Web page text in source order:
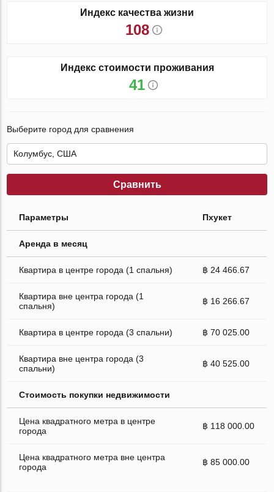
Индекс качества жизни
108
Индекс стоимости проживания
41
Выберите город для сравнения
Сравнить
Параметры Пхукет
Аренда в месяц
Квартира в центре города (1 спальня) ฿ 24 466.67
Квартира вне центра города (1
спальня)
฿ 16 266.67
Квартира в центре города (3 спальни) ฿ 70 025.00
Квартира вне центра города (3
спальни)
฿ 40 525.00
Стоимость покупки недвижимости
Цена квадратного метра в центре
города
฿ 118 000.00
Цена квадратного метра вне центра
города
฿ 85 000.00